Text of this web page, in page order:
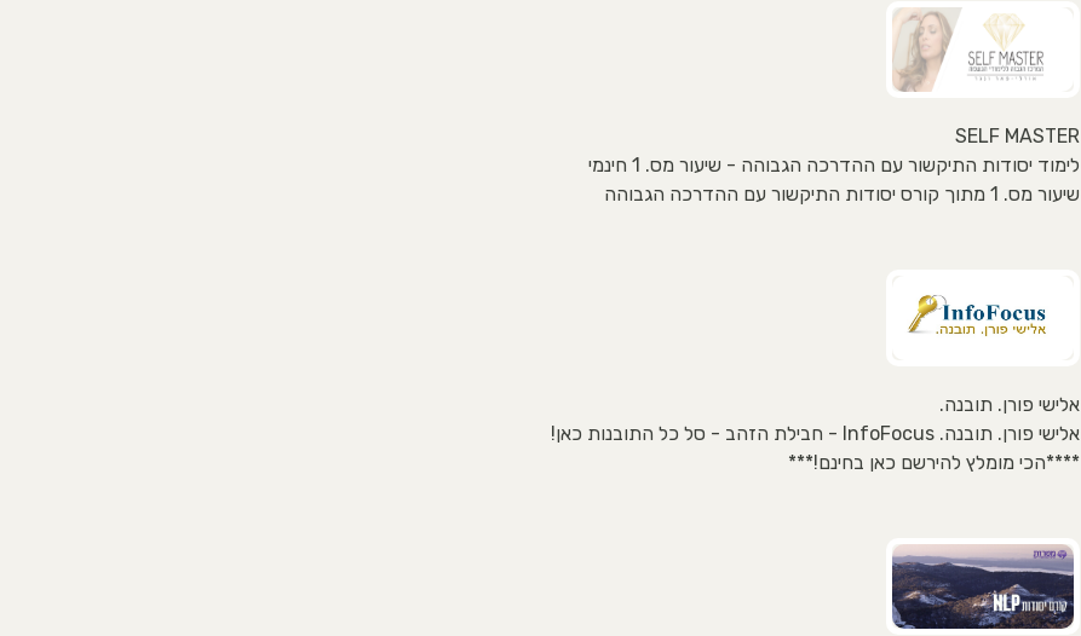
SELF MASTER
לימוד יסודות התיקשור עם ההדרכה הגבוהה - שיעור מס. 1 חינמי
שיעור מס. 1 מתוך קורס יסודות התיקשור עם ההדרכה הגבוהה
אלישי פורן. תובנה.
אלישי פורן. תובנה. InfoFocus - חבילת הזהב - סל כל התובנות כאן!
****הכי מומלץ להירשם כאן בחינם!***